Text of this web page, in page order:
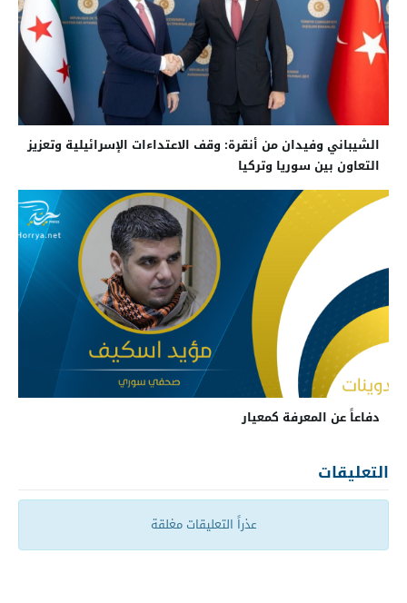
الشيباني وفيدان من أنقرة: وقف الاعتداءات الإسرائيلية وتعزيز
التعاون بين سوريا وتركيا
دفاعاً عن المعرفة كمعيار
التعليقات
عذراً التعليقات مغلقة